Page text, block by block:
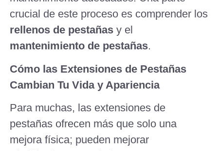
crucial de este proceso es comprender los
rellenos de pestañas y el
mantenimiento de pestañas.
Cómo las Extensiones de Pestañas
Cambian Tu Vida y Apariencia
Para muchas, las extensiones de
pestañas ofrecen más que solo una
mejora física; pueden mejorar